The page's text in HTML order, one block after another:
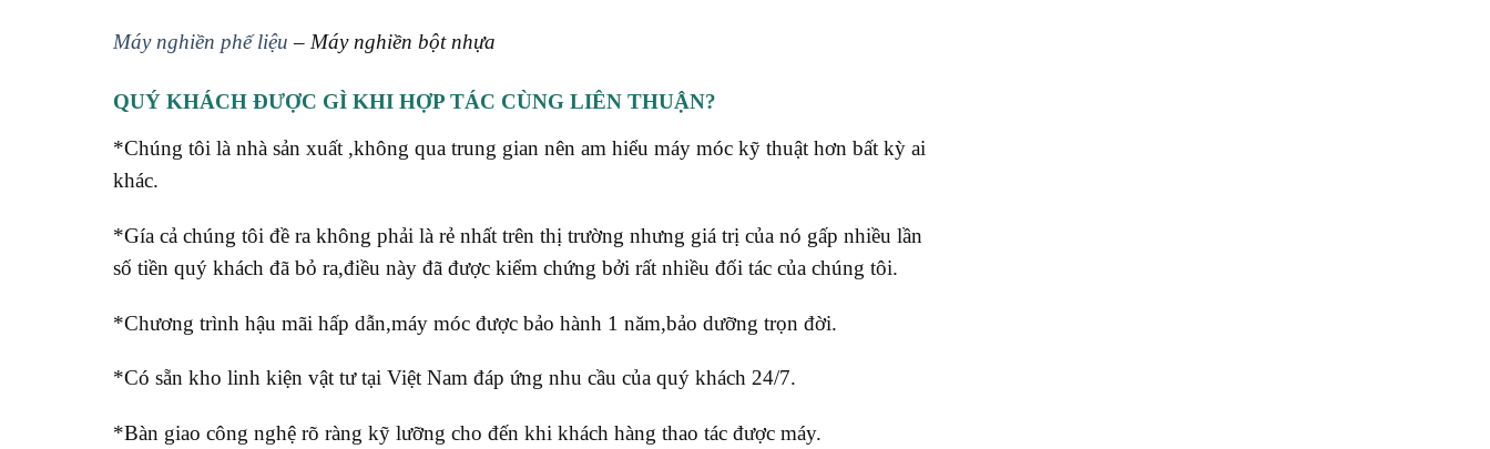
Máy nghiền phế liệu – Máy nghiền bột nhựa
QUÝ KHÁCH ĐƯỢC GÌ KHI HỢP TÁC CÙNG LIÊN THUẬN?
*Chúng tôi là nhà sản xuất ,không qua trung gian nên am hiểu máy móc kỹ thuật hơn bất kỳ ai
khác.
*Gía cả chúng tôi đề ra không phải là rẻ nhất trên thị trường nhưng giá trị của nó gấp nhiều lần
số tiền quý khách đã bỏ ra,điều này đã được kiểm chứng bởi rất nhiều đối tác của chúng tôi.
*Chương trình hậu mãi hấp dẫn,máy móc được bảo hành 1 năm,bảo dưỡng trọn đời.
*Có sẵn kho linh kiện vật tư tại Việt Nam đáp ứng nhu cầu của quý khách 24/7.
*Bàn giao công nghệ rõ ràng kỹ lưỡng cho đến khi khách hàng thao tác được máy.